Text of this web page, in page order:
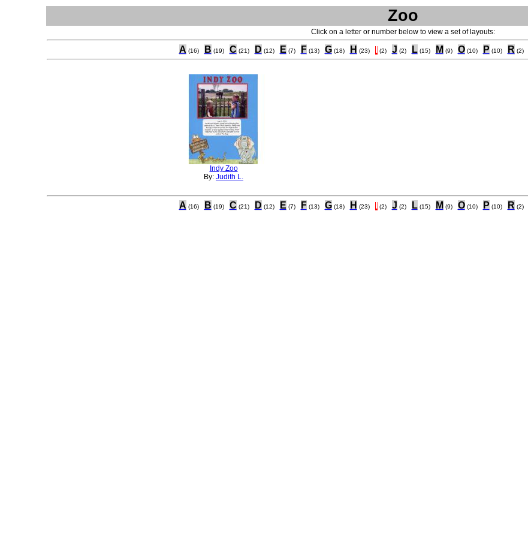
Zoo
Click on a letter or number below to view a set of layouts:
A (16) B (19) C (21) D (12) E (7) F (13) G (18) H (23) I (2) J (2) L (15) M (9) O (10) P (10) R (2)
Indy Zoo
By: Judith L.
A (16) B (19) C (21) D (12) E (7) F (13) G (18) H (23) I (2) J (2) L (15) M (9) O (10) P (10) R (2)